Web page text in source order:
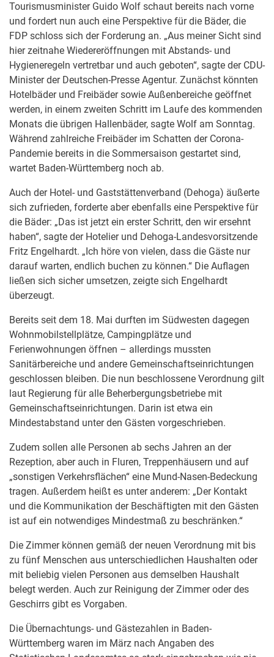
Tourismusminister Guido Wolf schaut bereits nach vorne
und fordert nun auch eine Perspektive für die Bäder, die
FDP schloss sich der Forderung an. „Aus meiner Sicht sind
hier zeitnahe Wiedereröffnungen mit Abstands- und
Hygieneregeln vertretbar und auch geboten“, sagte der CDU-
Minister der Deutschen-Presse Agentur. Zunächst könnten
Hotelbäder und Freibäder sowie Außenbereiche geöffnet
werden, in einem zweiten Schritt im Laufe des kommenden
Monats die übrigen Hallenbäder, sagte Wolf am Sonntag.
Während zahlreiche Freibäder im Schatten der Corona-
Pandemie bereits in die Sommersaison gestartet sind,
wartet Baden-Württemberg noch ab.
Auch der Hotel- und Gaststättenverband (Dehoga) äußerte
sich zufrieden, forderte aber ebenfalls eine Perspektive für
die Bäder: „Das ist jetzt ein erster Schritt, den wir ersehnt
haben“, sagte der Hotelier und Dehoga-Landesvorsitzende
Fritz Engelhardt. „Ich höre von vielen, dass die Gäste nur
darauf warten, endlich buchen zu können.“ Die Auflagen
ließen sich sicher umsetzen, zeigte sich Engelhardt
überzeugt.
Bereits seit dem 18. Mai durften im Südwesten dagegen
Wohnmobilstellplätze, Campingplätze und
Ferienwohnungen öffnen – allerdings mussten
Sanitärbereiche und andere Gemeinschaftseinrichtungen
geschlossen bleiben. Die nun beschlossene Verordnung gilt
laut Regierung für alle Beherbergungsbetriebe mit
Gemeinschaftseinrichtungen. Darin ist etwa ein
Mindestabstand unter den Gästen vorgeschrieben.
Zudem sollen alle Personen ab sechs Jahren an der
Rezeption, aber auch in Fluren, Treppenhäusern und auf
„sonstigen Verkehrsflächen“ eine Mund-Nasen-Bedeckung
tragen. Außerdem heißt es unter anderem: „Der Kontakt
und die Kommunikation der Beschäftigten mit den Gästen
ist auf ein notwendiges Mindestmaß zu beschränken.“
Die Zimmer können gemäß der neuen Verordnung mit bis
zu fünf Menschen aus unterschiedlichen Haushalten oder
mit beliebig vielen Personen aus demselben Haushalt
belegt werden. Auch zur Reinigung der Zimmer oder des
Geschirrs gibt es Vorgaben.
Die Übernachtungs- und Gästezahlen in Baden-
Württemberg waren im März nach Angaben des